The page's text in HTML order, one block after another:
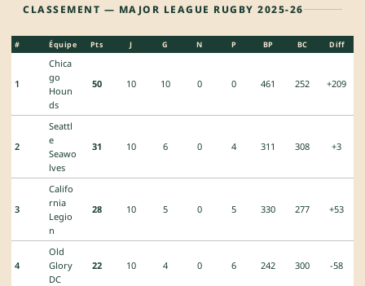
CLASSEMENT — MAJOR LEAGUE RUGBY 2025-26
# Équipe Pts J G N P BP BC Diff
1
Chica
go
Houn
ds
50 10 10 0 0 461 252 +209
2
Seattl
e
Seawo
lves
31 10 6 0 4 311 308 +3
3
Califo
rnia
Legio
n
28 10 5 0 5 330 277 +53
4
Old
Glory
DC
22 10 4 0 6 242 300 -58